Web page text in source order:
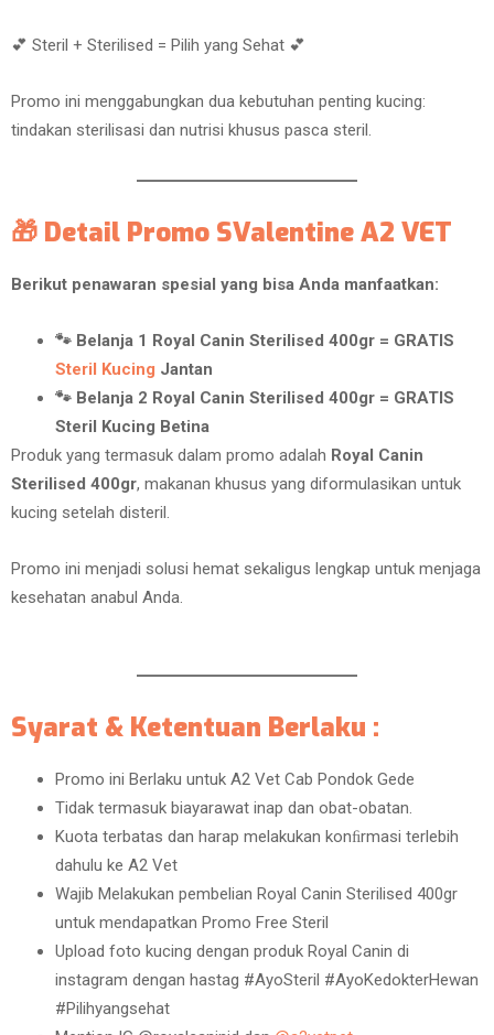
💕 Steril + Sterilised = Pilih yang Sehat 💕
Promo ini menggabungkan dua kebutuhan penting kucing:
tindakan sterilisasi dan nutrisi khusus pasca steril.
🎁 Detail Promo SValentine A2 VET
Berikut penawaran spesial yang bisa Anda manfaatkan:
🐾 Belanja 1 Royal Canin Sterilised 400gr = GRATIS
Steril Kucing Jantan
🐾 Belanja 2 Royal Canin Sterilised 400gr = GRATIS
Steril Kucing Betina
Produk yang termasuk dalam promo adalah Royal Canin
Sterilised 400gr, makanan khusus yang diformulasikan untuk
kucing setelah disteril.
Promo ini menjadi solusi hemat sekaligus lengkap untuk menjaga
kesehatan anabul Anda.
Syarat & Ketentuan Berlaku :
Promo ini Berlaku untuk A2 Vet Cab Pondok Gede
Tidak termasuk biayarawat inap dan obat-obatan.
Kuota terbatas dan harap melakukan konﬁrmasi terlebih
dahulu ke A2 Vet
Wajib Melakukan pembelian Royal Canin Sterilised 400gr
untuk mendapatkan Promo Free Steril
Upload foto kucing dengan produk Royal Canin di
instagram dengan hastag #AyoSteril #AyoKedokterHewan
#Pilihyangsehat